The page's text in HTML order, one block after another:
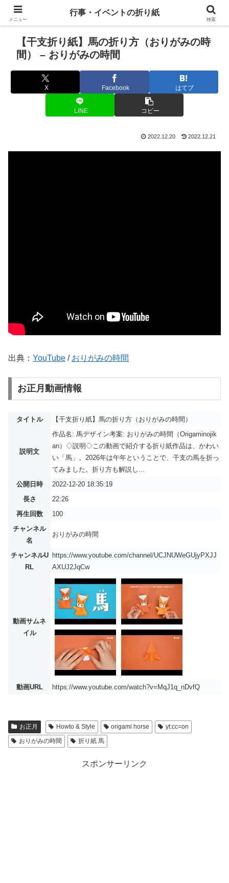
【干支折り紙】馬の折り方（おりがみの時
間） – おりがみの時間
X Facebook はてブ
LINE コピー
2022.12.20 2022.12.21
出典： YouTube / おりがみの時間
お正月動画情報
タイトル 【干支折り紙】馬の折り方（おりがみの時間）
説明文
作品名: 馬デザイン考案: おりがみの時間（Origaminojik
an）◇説明◇この動画で紹介する折り紙作品は、かわい
い「馬」。2026年は午年ということで、干支の馬を折っ
てみました。折り方も解説し...
公開日時
2022-12-20 18:35:19
長さ
22:26
再生回数
100
チャンネル
名
おりがみの時間
チャンネルU
RL
https://www.youtube.com/channel/UCJNUWeGUjyPXJJ
AXUJ2JqCw
動画サムネ
イル
動画URL https://www.youtube.com/watch?v=MqJ1q_nDvfQ
お正月 Howto & Style origami horse
yt:cc=on
おりがみの時間
折り紙 馬
スポンサーリンク
メニュー
行事・イベントの折り紙
検索